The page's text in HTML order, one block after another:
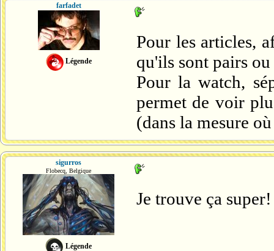
farfadet
Légende
Pour les articles,
qu'ils sont pairs
Pour la watch,
permet de voir
(dans la mesure
sigurros
Flobecq, Belgique
Légende
Je trouve ça